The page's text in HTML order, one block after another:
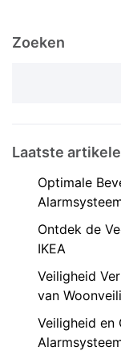
Zoeken
Laatste
Optimale
Ontdek de
IKEA
Veiligheid
van
Veiligheid en